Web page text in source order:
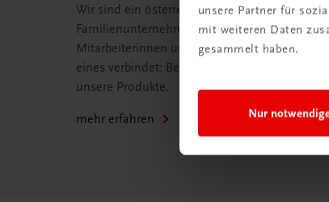
unsere Partner für
mit weiteren Daten
gesammelt haben.
Nur
Wir sind ein österreichisches
Familienunternehmen mit 75
Mitarbeiterinnen und Mitarbeitern, die
eines verbindet: Begeisterung für
unsere Produkte.
mehr erfahren